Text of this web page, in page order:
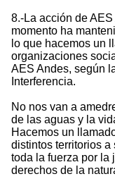
8.-La acción de
momento ha
lo que hacemos un
organizaciones
AES Andes, según
Interferencia.
No nos van a
de las aguas y la
Hacemos un
distintos territorios
toda la fuerza por la
derechos de la